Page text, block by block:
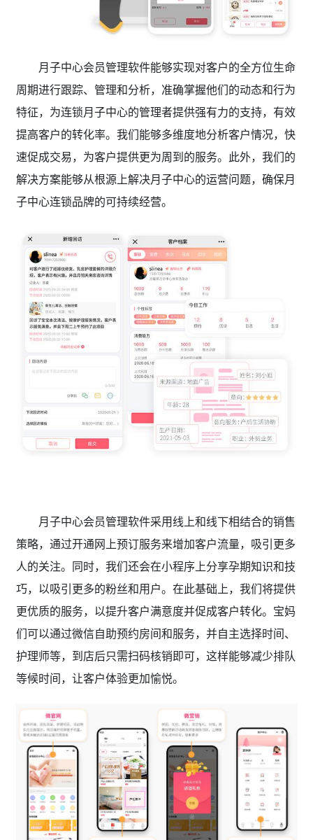
月子中心会员管理软件能够实现对客户的全方位生命
周期进行跟踪、管理和分析，准确掌握他们的动态和行为
特征，为连锁月子中心的管理者提供强有力的支持，有效
提高客户的转化率。我们能够多维度地分析客户情况，快
速促成交易，为客户提供更为周到的服务。此外，我们的
解决方案能够从根源上解决月子中心的运营问题，确保月
子中心连锁品牌的可持续经营。
月子中心会员管理软件采用线上和线下相结合的销售
策略，通过开通网上预订服务来增加客户流量，吸引更多
人的关注。同时，我们还会在小程序上分享孕期知识和技
巧，以吸引更多的粉丝和用户。在此基础上，我们将提供
更优质的服务，以提升客户满意度并促成客户转化。宝妈
们可以通过微信自助预约房间和服务，并自主选择时间、
护理师等，到店后只需扫码核销即可，这样能够减少排队
等候时间，让客户体验更加愉悦。